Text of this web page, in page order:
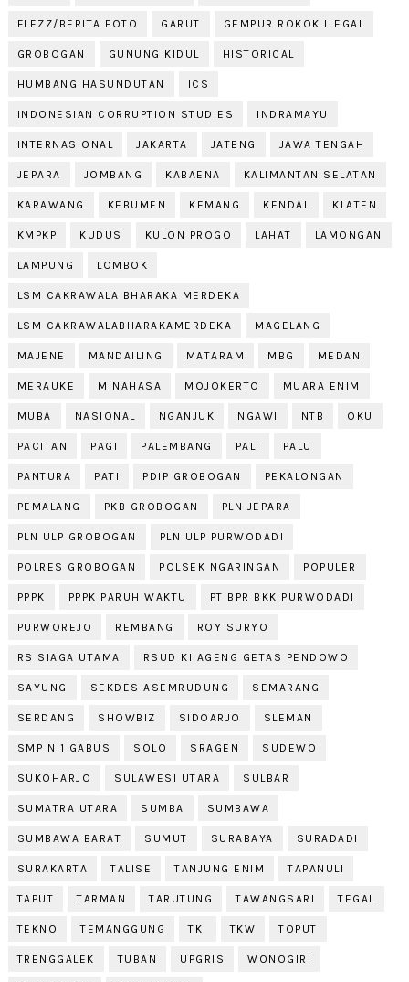
FLEZZ/BERITA FOTO GARUT GEMPUR ROKOK ILEGAL
GROBOGAN GUNUNG KIDUL HISTORICAL
HUMBANG HASUNDUTAN ICS
INDONESIAN CORRUPTION STUDIES INDRAMAYU
INTERNASIONAL JAKARTA JATENG JAWA TENGAH
JEPARA JOMBANG KABAENA KALIMANTAN SELATAN
KARAWANG KEBUMEN KEMANG KENDAL KLATEN
KMPKP KUDUS KULON PROGO LAHAT LAMONGAN
LAMPUNG LOMBOK
LSM CAKRAWALA BHARAKA MERDEKA
LSM CAKRAWALABHARAKAMERDEKA MAGELANG
MAJENE MANDAILING MATARAM MBG MEDAN
MERAUKE MINAHASA MOJOKERTO MUARA ENIM
MUBA NASIONAL NGANJUK NGAWI NTB OKU
PACITAN PAGI PALEMBANG PALI PALU
PANTURA PATI PDIP GROBOGAN PEKALONGAN
PEMALANG PKB GROBOGAN PLN JEPARA
PLN ULP GROBOGAN PLN ULP PURWODADI
POLRES GROBOGAN POLSEK NGARINGAN POPULER
PPPK PPPK PARUH WAKTU PT BPR BKK PURWODADI
PURWOREJO REMBANG ROY SURYO
RS SIAGA UTAMA RSUD KI AGENG GETAS PENDOWO
SAYUNG SEKDES ASEMRUDUNG SEMARANG
SERDANG SHOWBIZ SIDOARJO SLEMAN
SMP N 1 GABUS SOLO SRAGEN SUDEWO
SUKOHARJO SULAWESI UTARA SULBAR
SUMATRA UTARA SUMBA SUMBAWA
SUMBAWA BARAT SUMUT SURABAYA SURADADI
SURAKARTA TALISE TANJUNG ENIM TAPANULI
TAPUT TARMAN TARUTUNG TAWANGSARI TEGAL
TEKNO TEMANGGUNG TKI TKW TOPUT
TRENGGALEK TUBAN UPGRIS WONOGIRI